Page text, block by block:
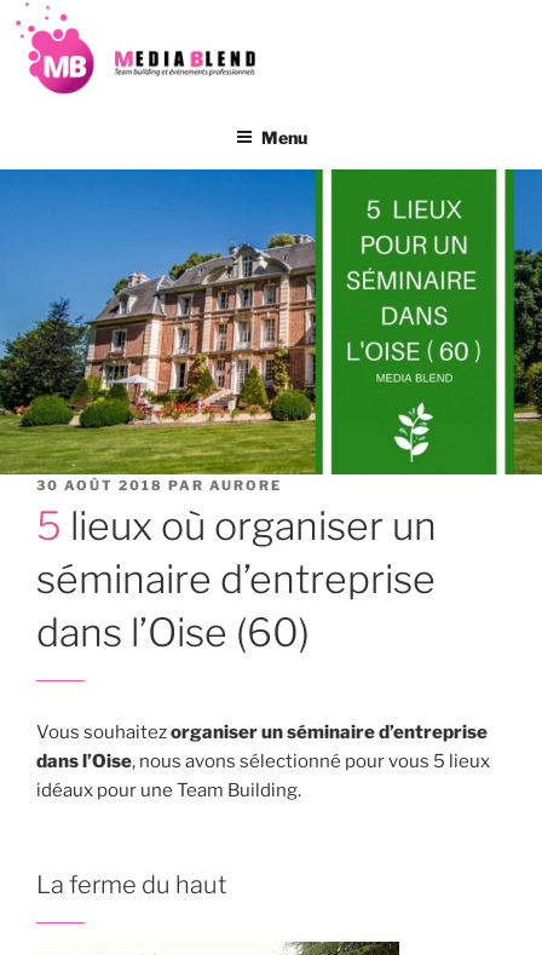
Aller
contenu
principal
Menu
PUBLIÉ
30 AOÛT 2018 PAR AURORE
5 lieux où organiser un
séminaire d’entreprise
dans l’Oise (60)
Vous souhaitezorganiser un séminaire d’entreprise
dans l’Oise, nous avons sélectionné pour vous 5 lieux
idéaux pour une Team Building.
La ferme du haut